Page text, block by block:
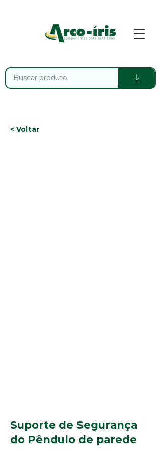
< Voltar
Suporte de Segurança
do Pêndulo de parede